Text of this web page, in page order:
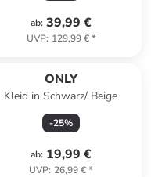
ab: 39,99 €
UVP: 129,99 €*
ONLY
Kleid in Schwarz/ Beige
-25%
ab: 19,99 €
UVP: 26,99 €*